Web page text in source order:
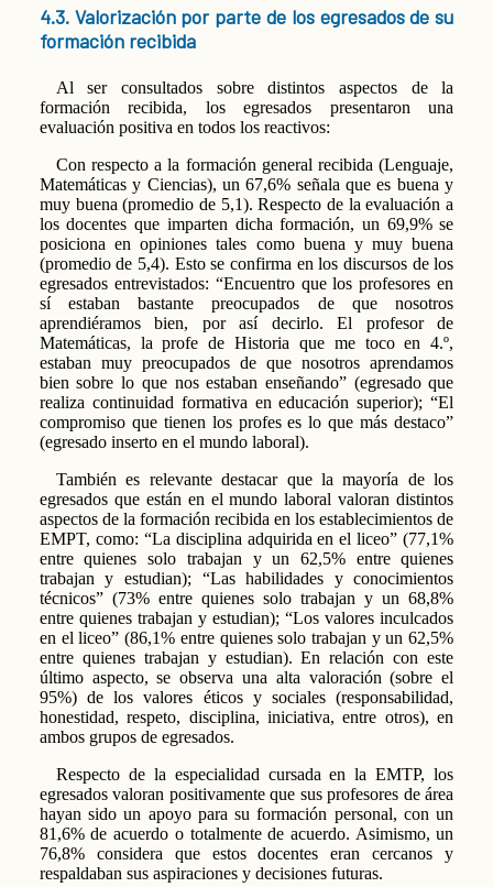
4.3. Valorización por parte de los egresados de su
formación recibida
Al ser consultados sobre distintos aspectos de la
formación recibida, los egresados presentaron una
evaluación positiva en todos los reactivos:
Con respecto a la formación general recibida (Lenguaje,
Matemáticas y Ciencias), un 67,6% señala que es buena y
muy buena (promedio de 5,1). Respecto de la evaluación a
los docentes que imparten dicha formación, un 69,9% se
posiciona en opiniones tales como buena y muy buena
(promedio de 5,4). Esto se confirma en los discursos de los
egresados entrevistados: “Encuentro que los profesores en
sí estaban bastante preocupados de que nosotros
aprendiéramos bien, por así decirlo. El profesor de
Matemáticas, la profe de Historia que me toco en 4.º,
estaban muy preocupados de que nosotros aprendamos
bien sobre lo que nos estaban enseñando” (egresado que
realiza continuidad formativa en educación superior); “El
compromiso que tienen los profes es lo que más destaco”
(egresado inserto en el mundo laboral).
También es relevante destacar que la mayoría de los
egresados que están en el mundo laboral valoran distintos
aspectos de la formación recibida en los establecimientos de
EMPT, como: “La disciplina adquirida en el liceo” (77,1%
entre quienes solo trabajan y un 62,5% entre quienes
trabajan y estudian); “Las habilidades y conocimientos
técnicos” (73% entre quienes solo trabajan y un 68,8%
entre quienes trabajan y estudian); “Los valores inculcados
en el liceo” (86,1% entre quienes solo trabajan y un 62,5%
entre quienes trabajan y estudian). En relación con este
último aspecto, se observa una alta valoración (sobre el
95%) de los valores éticos y sociales (responsabilidad,
honestidad, respeto, disciplina, iniciativa, entre otros), en
ambos grupos de egresados.
Respecto de la especialidad cursada en la EMTP, los
egresados valoran positivamente que sus profesores de área
hayan sido un apoyo para su formación personal, con un
81,6% de acuerdo o totalmente de acuerdo. Asimismo, un
76,8% considera que estos docentes eran cercanos y
respaldaban sus aspiraciones y decisiones futuras.